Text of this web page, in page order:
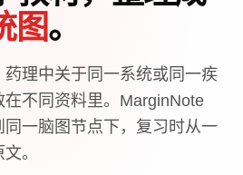
图。
理中关于同一系统或同一疾
不同资料里。MarginNote
同一脑图节点下，复习时从一
。